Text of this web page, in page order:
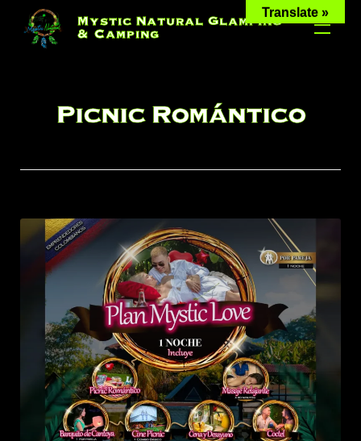
Skip
content
Mystic Natural Glamping
& Camping
Picnic Romántico
Translate »